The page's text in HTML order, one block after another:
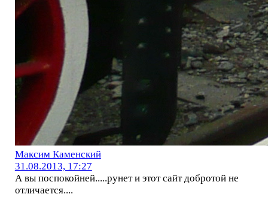
Максим Каменский
31.08.2013, 17:27
А вы поспокойней.....рунет и этот сайт добротой не
отличается....